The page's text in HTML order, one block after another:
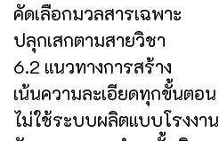
คัดเลือกมวลสารเฉพาะ
ปลุกเสกตามสายวิชา
6.2 แนวทางการสร้าง
เน้นความละเอียดทุกขั้นตอน
ไม่ใช้ระบบผลิตแบบโรงงาน